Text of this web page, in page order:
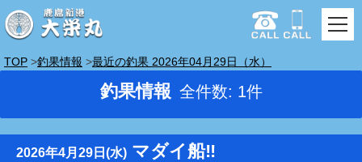
TOP 釣果情報 最近の釣果 2026年04月29日（水）
釣果情報 全件数: 1件
2026年4月29日(水) マダイ船‼️